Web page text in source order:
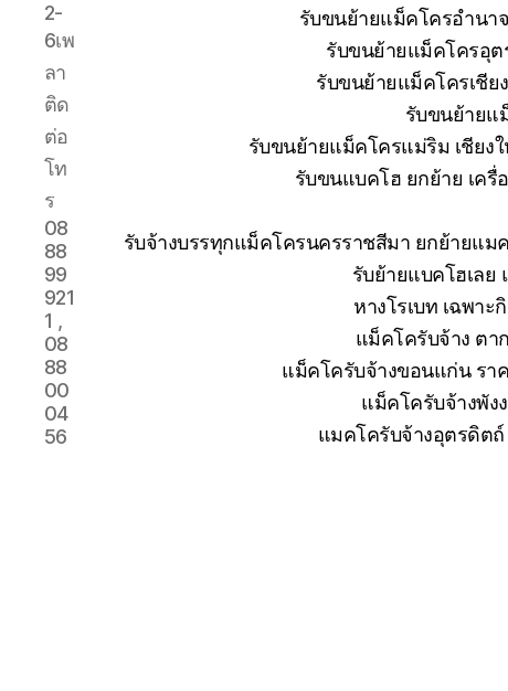
2-
6เพ
ลา
ติด
ต่อ
โท
ร
08
88
99
921
1 ,
08
88
00
04
56
รับขนย้ายแม็คโครอำนา
รับขนย้ายแม็คโครอุต
รับขนย้ายแม็คโครเชีย
รับขนย้ายแ
รับขนย้ายแม็คโครแม่ริม เชียง
รับขนแบคโฮ ยกย้าย เครื่
รับจ้างบรรทุกแม็คโครนครราชสีมา ยกย้ายแม
รับย้ายแบคโฮเลย
หางโรเบท เฉพา
แม็คโครับจ้าง ตา
แม็คโครับจ้างขอนแก่น ราค
แม็คโครับจ้างพัง
แมคโครับจ้างอุตรดิต